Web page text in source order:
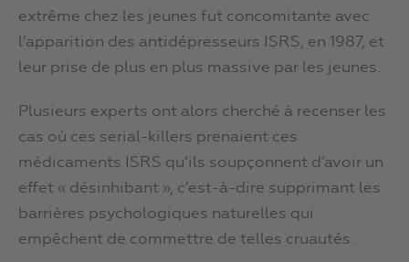
extrême chez les jeunes fut concomitante avec
l’apparition des antidépresseurs ISRS, en 1987, et
leur prise de plus en plus massive par les jeunes.
Plusieurs experts ont alors cherché à recenser les
cas où ces serial-killers prenaient ces
médicaments ISRS qu’ils soupçonnent d’avoir un
effet « désinhibant », c’est-à-dire supprimant les
barrières psychologiques naturelles qui
empêchent de commettre de telles cruautés.